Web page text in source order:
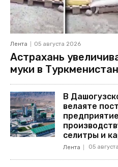
Лента 05 августа 2026
Астрахань
муки в Туркменистан
В
велаяте
селитры и
Лента 05